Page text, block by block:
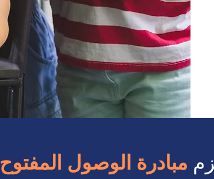
مبادرة الوصول المفتوح